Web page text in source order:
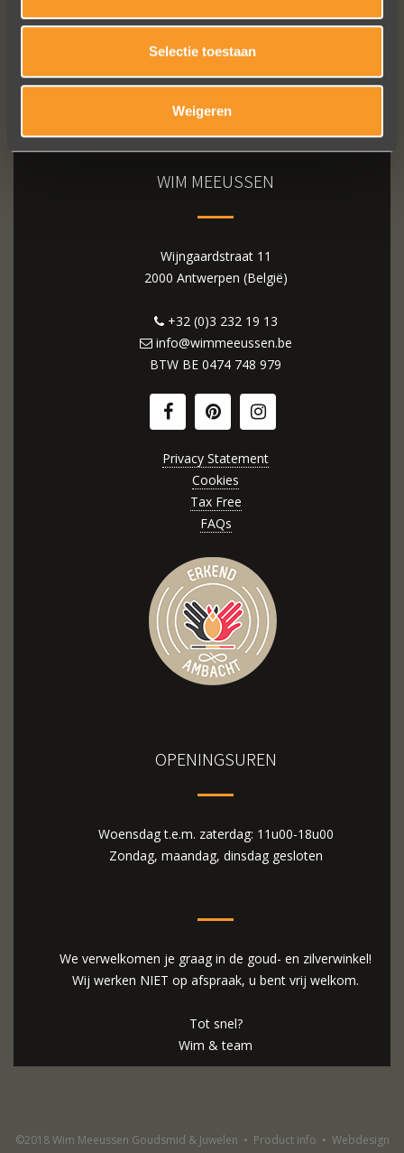
Selectie toestaan
Weigeren
WIM MEEUSSEN
Wijngaardstraat 11
2000 Antwerpen (België)
+32 (0)3 232 19 13
info@wimmeeussen.be
BTW BE 0474 748 979
Privacy Statement
Cookies
Tax Free
FAQs
OPENINGSUREN
Woensdag t.e.m. zaterdag: 11u00-18u00
Zondag, maandag, dinsdag gesloten
We verwelkomen je graag in de goud- en zilverwinkel!
Wij werken NIET op afspraak, u bent vrij welkom.
Tot snel?
Wim & team
©2018 Wim Meeussen Goudsmid & Juwelen • Product info • Webdesign